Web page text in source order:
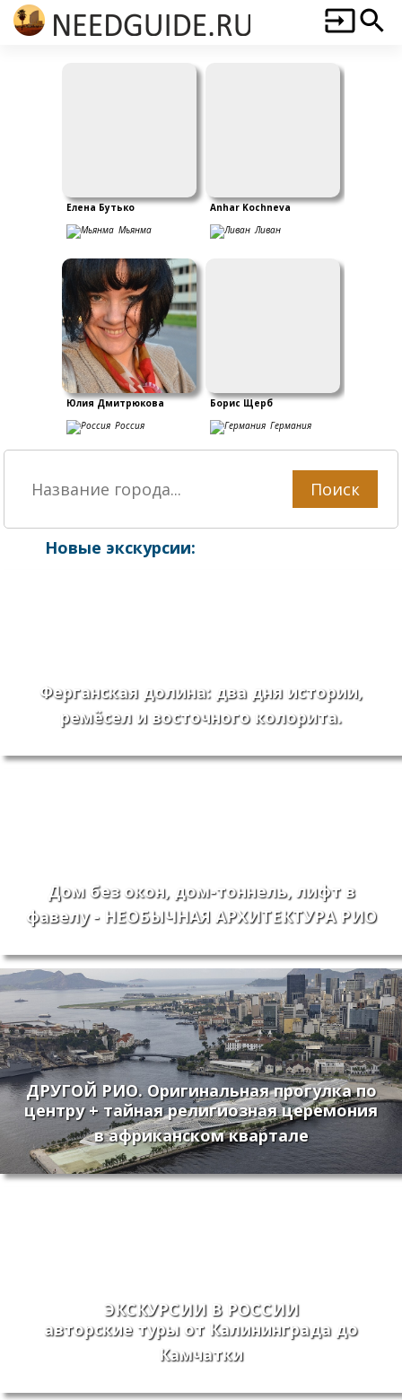
Елена Бутько
Мьянма
Anhar Kochneva
Ливан
Юлия Дмитрюкова
Россия
Борис Щерб
Германия
Поиск
Новые экскурсии:
Ферганская долина: два дня истории,
ремёсел и восточного колорита.
Дом без окон, дом-тоннель, лифт в
фавелу - НЕОБЫЧНАЯ АРХИТЕКТУРА РИО
ДРУГОЙ РИО. Оригинальная прогулка по
центру + тайная религиозная церемония
в африканском квартале
ЭКСКУРСИИ В РОССИИ
авторские туры от Калининграда до
Камчатки